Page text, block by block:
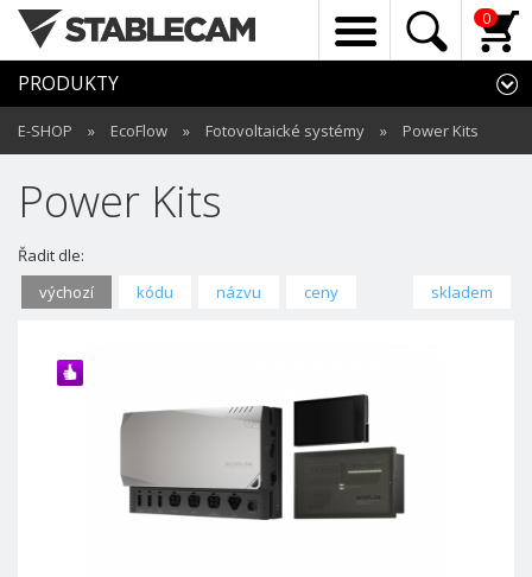
0
PRODUKTY
E-SHOP » EcoFlow » Fotovoltaické systémy » Power Kits
Power Kits
Řadit dle:
výchozí
kódu názvu ceny skladem